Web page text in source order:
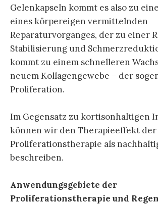
Gelenkapseln kommt es also zu
eines körpereigen vermittelnden
Reparaturvorganges, der zu einer
Stabilisierung und
kommt zu einem schnelleren
neuem Kollagengewebe – der
Proliferation.
Im Gegensatz zu kortisonhaltigen
können wir den Therapieeffekt der
Proliferationstherapie als
beschreiben.
Anwendungsgebiete der
Proliferationstherapie und